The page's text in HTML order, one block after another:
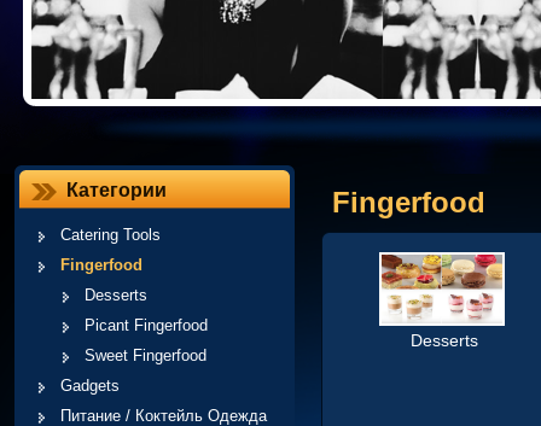
Категории
Catering Tools
Fingerfood
Desserts
Picant Fingerfood
Sweet Fingerfood
Gadgets
Питание / Коктейль Одежда
Fingerfood
Desserts